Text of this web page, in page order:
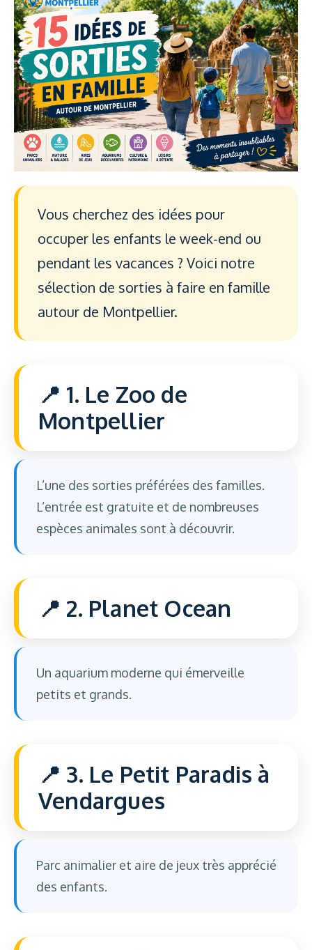
Vous cherchez des idées pour
occuper les enfants le week-end ou
pendant les vacances ? Voici notre
sélection de sorties à faire en famille
autour de Montpellier.
1. Le Zoo de
Montpellier
L’une des sorties préférées des familles.
L’entrée est gratuite et de nombreuses
espèces animales sont à découvrir.
2. Planet Ocean
Un aquarium moderne qui émerveille
petits et grands.
3. Le Petit Paradis à
Vendargues
Parc animalier et aire de jeux très apprécié
des enfants.